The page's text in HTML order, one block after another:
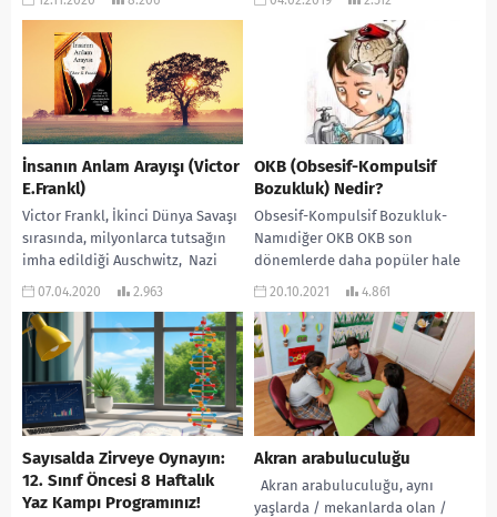
İnsanın Anlam Arayışı (Victor
E.Frankl)
Victor Frankl, İkinci Dünya Savaşı
sırasında, milyonlarca tutsağın
imha edildiği Auschwitz, Nazi
toplama kamplarında yaşadığı
bu...
07.04.2020 2.963
OKB (Obsesif-Kompulsif
Bozukluk) Nedir?
Obsesif-Kompulsif Bozukluk-
Namıdiğer OKB OKB son
dönemlerde daha popüler hale
gelen bir rahatsızlıktır. Masumlar
karakteri ile gündem kazanan...
20.10.2021 4.861
Sayısalda Zirveye Oynayın:
12. Sınıf Öncesi 8 Haftalık
Yaz Kampı Programınız!
Akran arabuluculuğu
Akran arabuluculuğu, aynı
yaşlarda / mekanlarda olan /